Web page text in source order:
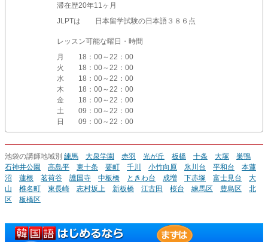
滞在歴20年11ヶ月
JLPTは 日本留学試験の日本語３８６点
レッスン可能な曜日・時間
月
18：00～22：00
火
18：00～22：00
水
18：00～22：00
木
18：00～22：00
金
18：00～22：00
土
09：00～22：00
日
09：00～22：00
池袋の講師地域別 練馬 大泉学園 赤羽 光が丘 板橋 十条 大塚
巣鴨
石神井公園
高島平 東十条 要町 千川 小竹向原 氷川台 平和台
本蓮
沼
蓮根 茗荷谷 護国寺 中板橋 ときわ台 成増 下赤塚 富士見台
大
山
椎名町 東長崎 志村坂上 新板橋 江古田 桜台 練馬区 豊島区
北
区
板橋区